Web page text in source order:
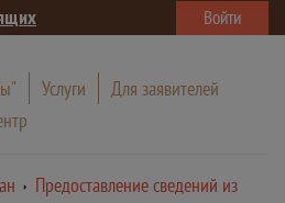
Войти
Услуги
Для заявителей
Предоставление сведений из